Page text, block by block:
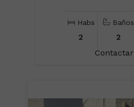
Habs
2
Baños
2
Contactar